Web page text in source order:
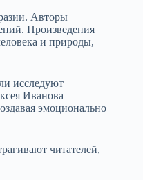
Авторы
Произведения
и природы,
исследуют
Иванова
эмоционально
читателей,